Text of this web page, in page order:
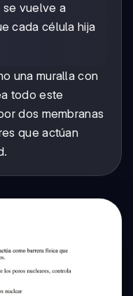
se vuelve a
cada célula hija
una muralla con
todo este
dos membranas
que actúan